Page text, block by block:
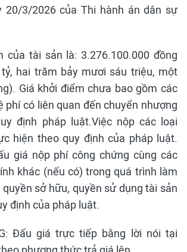
20/3/2026 của Thi hành án dân sự
của tài sản là: 3.276.100.000 đồng
tỷ, hai trăm bảy mươi sáu triệu, một
Giá khởi điểm chưa bao gồm các
phí có liên quan đến chuyển nhượng
định pháp luật.Việc nộp các loại
hiện theo quy định của pháp luật.
giá nộp phí công chứng cùng các
khác (nếu có) trong quá trình làm
sở hữu, quyền sử dụng tài sản
định của pháp luật.
Đấu giá trực tiếp bằng lời nói tại